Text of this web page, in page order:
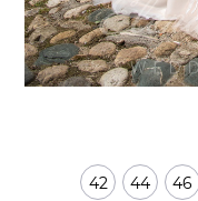
42 44 46